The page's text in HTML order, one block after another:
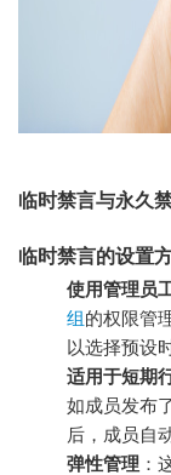
临时禁言与永久
临时禁言的设置
使用管理员
组的权限管
以选择预设
适用于短期
如成员发布
后，成员自
弹性管理 ：